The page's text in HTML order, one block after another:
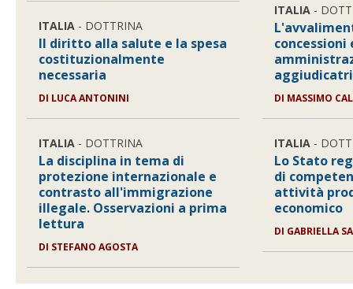
ITALIA - DOTTRINA
Il diritto alla salute e la spesa
costituzionalmente
necessaria
DI LUCA ANTONINI
ITALIA - DOTTRINA
La disciplina in tema di
protezione internazionale e
contrasto all'immigrazione
illegale. Osservazioni a prima
lettura
DI STEFANO AGOSTA
ITALIA -
concessioni
DI MASSIMO
ITALIA -
Lo Stato
di
attività
economico
DI GABRIELLA